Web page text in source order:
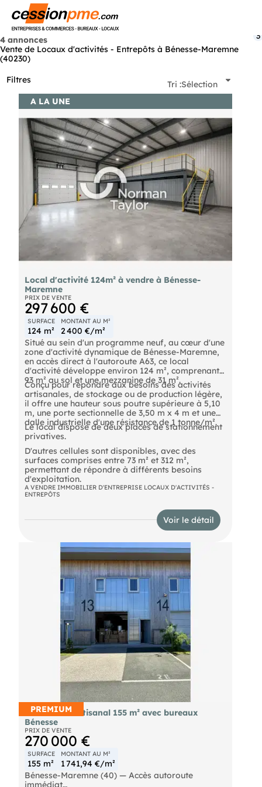
4 annonces
Vente de Locaux d'activités - Entrepôts à Bénesse-Maremne
(40230)
Filtres
3
Tri :Sélection
A LA UNE
Local d'activité 124m² à vendre à Bénesse-
Maremne
PRIX DE VENTE
297 600 €
SURFACE
124 m²
MONTANT AU M²
2 400 €/m²
Situé au sein d'un programme neuf, au cœur d'une
zone d'activité dynamique de Bénesse-Maremne,
en accès direct à l'autoroute A63, ce local
d'activité développe environ 124 m², comprenant
93 m² au sol et une mezzanine de 31 m².
Conçu pour répondre aux besoins des activités
artisanales, de stockage ou de production légère,
il offre une hauteur sous poutre supérieure à 5,10
m, une porte sectionnelle de 3,50 m x 4 m et une
dalle industrielle d'une résistance de 1 tonne/m².
Le local dispose de deux places de stationnement
privatives.
D'autres cellules sont disponibles, avec des
surfaces comprises entre 73 m² et 312 m²,
permettant de répondre à différents besoins
d'exploitation.
A VENDRE IMMOBILIER D'ENTREPRISE LOCAUX D'ACTIVITÉS -
ENTREPÔTS
Voir le détail
PREMIUM
Vends local artisanal 155 m² avec bureaux
Bénesse
PRIX DE VENTE
270 000 €
SURFACE
155 m²
MONTANT AU M²
1 741,94 €/m²
Bénesse-Maremne (40) — Accès autoroute